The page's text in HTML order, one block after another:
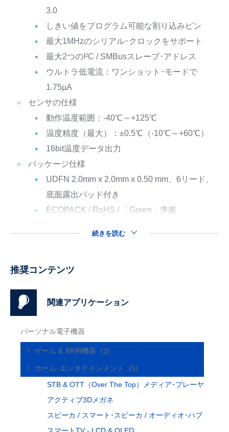
3.0
しきい値をプログラム可能な割り込みピン
最大1MHzのシリアル･クロックをサポート
最大2つのI²C / SMBusスレーブ･アドレス
ウルトラ低電流：ワンショット･モードで
1.75µA
センサの仕様
動作温度範囲：-40℃～+125℃
温度精度（最大）：±0.5℃（-10℃～+60℃）
16bit温度データ出力
パッケージ仕様
UDFN 2.0mm x 2.0mm x 0.50 mm、6リード、
底面露出パッド付き
ECOPACK / RoHS / 「Green」準拠
続きを読む
推奨コンテンツ
関連アプリケーション
パーソナル電子機器
ゲーム & XR用機器 (2)
ホーム･エンタテインメント
(5)
STB & OTT（Over The Top）メディア･プレーヤ
アクティブ3Dメガネ
スピーカ / スマート･スピーカ / オーディオ･ハブ